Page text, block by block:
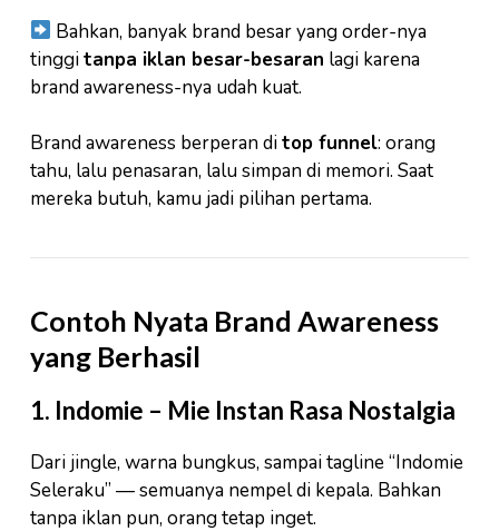
Bahkan, banyak brand besar yang order-nya
tinggitanpa iklan besar-besaran lagi karena
brand awareness-nya udah kuat.
Brand awareness berperan ditop funnel: orang
tahu, lalu penasaran, lalu simpan di memori. Saat
mereka butuh, kamu jadi pilihan pertama.
Contoh Nyata Brand Awareness
yang Berhasil
1. Indomie – Mie Instan Rasa Nostalgia
Dari jingle, warna bungkus, sampai tagline “Indomie
Seleraku” — semuanya nempel di kepala. Bahkan
tanpa iklan pun, orang tetap inget.